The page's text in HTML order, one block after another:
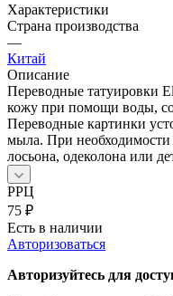
Характеристики
Страна производства
—
Китай
Описание
Переводные татуировки
кожу при помощи воды,
Переводные картинки
мыла. При
лосьона, одеколона или
РРЦ
75 ₽
Есть в наличии
Авторизоваться
Авторизуйтесь для